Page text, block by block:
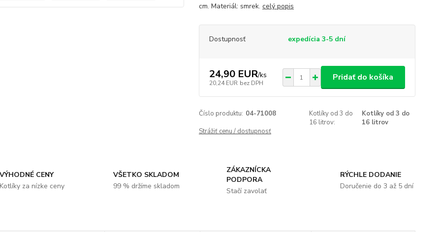
cm. Materiál: smrek. celý popis
Dostupnosť expedícia 3-5 dní
24,90 EUR/ks
20,24 EUR bez DPH
Pridať do košíka
Číslo produktu: 04-71008
Kotlíky od 3 do
16 litrov:
Kotlíky od 3 do
16 litrov
Strážiť cenu / dostupnosť
CENY
za nízke ceny
VŠETKO SKLADOM
99 % držíme skladom
ZÁKAZNÍCKA
PODPORA
Stačí zavolať
RÝCHLE DODANIE
Doručenie do 3 až 5 dní